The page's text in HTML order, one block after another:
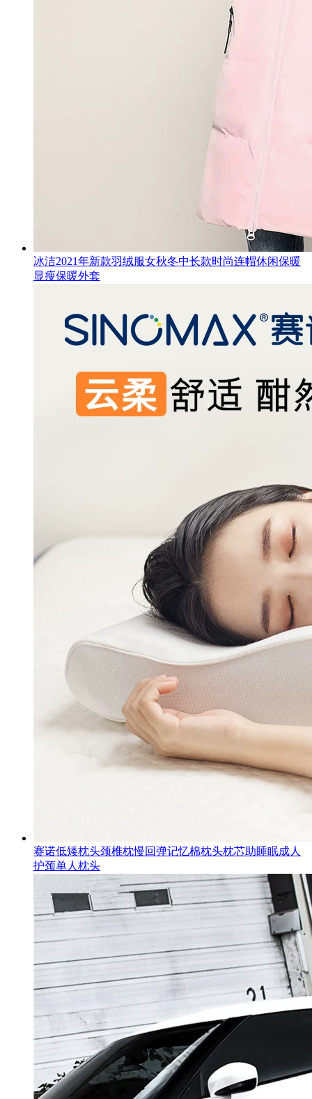
冰洁2021年新款羽绒服女秋冬中长款时尚连帽休闲保暖
显瘦保暖外套
赛诺低矮枕头颈椎枕慢回弹记忆棉枕头枕芯助睡眠成人
护颈单人枕头